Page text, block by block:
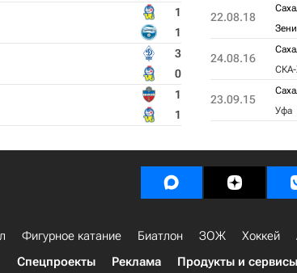
1
1
3
0
1
1
22.08.18
24.08.16
СКА-
23.09.15
Уфа
Фигурное катание Биатлон ЗОЖ Хоккей
Спецпроекты
Реклама Продукты и сервисы